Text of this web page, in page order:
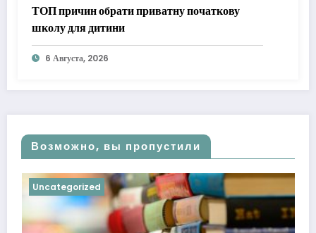
ТОП причин обрати приватну початкову
школу для дитини
6 Августа, 2026
Возможно, вы пропустили
Uncategorized